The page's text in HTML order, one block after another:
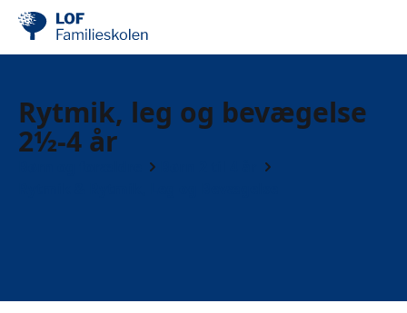
Rytmik, leg og bevægelse
2½-4 år